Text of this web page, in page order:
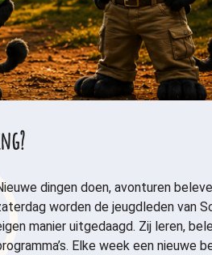
dingen doen, avonturen
worden de jeugdleden van
manier uitgedaagd. Zij leren,
Elke week een nieuwe